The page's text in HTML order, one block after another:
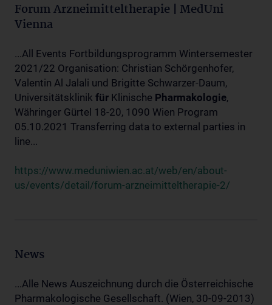
Forum Arzneimitteltherapie | MedUni
Vienna
...All Events Fortbildungsprogramm Wintersemester
2021/22 Organisation: Christian Schörgenhofer,
Valentin Al Jalali und Brigitte Schwarzer-Daum,
Universitätsklinik für Klinische Pharmakologie,
Währinger Gürtel 18-20, 1090 Wien Program
05.10.2021 Transferring data to external parties in
line...
https://www.meduniwien.ac.at/web/en/about-
us/events/detail/forum-arzneimitteltherapie-2/
News
...Alle News Auszeichnung durch die Österreichische
Pharmakologische Gesellschaft. (Wien, 30-09-2013)